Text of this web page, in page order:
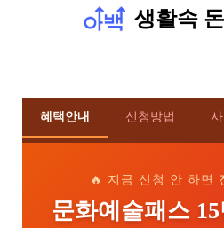
생활속
혜택안내 신청방법
🔥 지금 신청 안 하면
문화예술패스